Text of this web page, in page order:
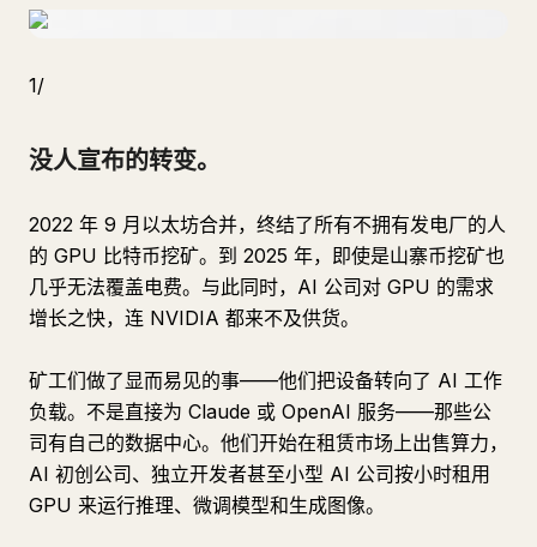
1/
没人宣布的转变。
2022 年 9 月以太坊合并，终结了所有不拥有发电厂的人
的 GPU 比特币挖矿。到 2025 年，即使是山寨币挖矿也
几乎无法覆盖电费。与此同时，AI 公司对 GPU 的需求
增长之快，连 NVIDIA 都来不及供货。
矿工们做了显而易见的事——他们把设备转向了 AI 工作
负载。不是直接为 Claude 或 OpenAI 服务——那些公
司有自己的数据中心。他们开始在租赁市场上出售算力，
AI 初创公司、独立开发者甚至小型 AI 公司按小时租用
GPU 来运行推理、微调模型和生成图像。